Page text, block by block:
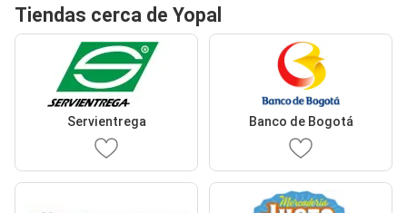
Tiendas cerca de Yopal
Servientrega Banco de Bogotá